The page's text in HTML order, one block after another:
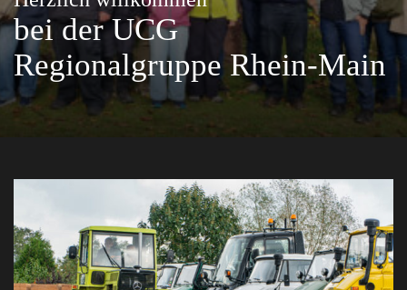
bei der UCG
Regionalgruppe Rhein-Main